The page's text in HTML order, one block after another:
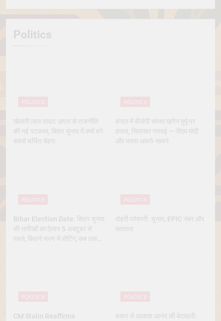
Politics
खेसारी लाल यादव: छपरा से राजनीति
की नई पटकथा, बिहार चुनाव में क्यों बने
सबसे चर्चित चेहरा
बंगाल में बीजेपी सांसद खगेन मुर्मू पर
हमला, सियासत गरमाई — पीएम मोदी
और ममता आमने-सामने
Bihar Election Date: बिहार चुनाव
की तारीखों का ऐलान 5 अक्टूबर से
पहले, कितने चरण में वोटिंग, कब तक
दोहरी परेशानी: चुनाव, EPIC नंबर और
मतदाता
CM Stalin Reaffirms
बसपा से आकाश आनंद की बेदखली: